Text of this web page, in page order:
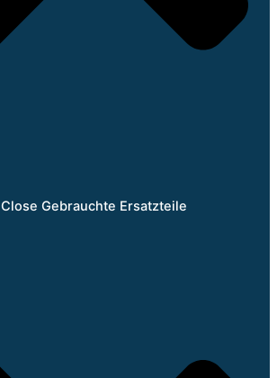
Close Gebrauchte Ersatzteile